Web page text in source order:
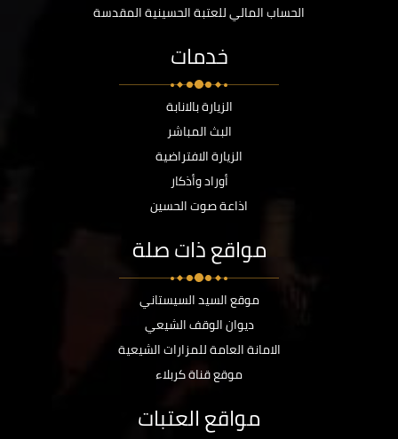
الحساب المالي للعتبة الحسينية المقدسة
خدمات
الزيارة بالانابة
البث المباشر
الزيارة الافتراضية
أوراد وأذكار
اذاعة صوت الحسين
مواقع ذات صلة
موقع السيد السيستاني
ديوان الوقف الشيعي
الامانة العامة للمزارات الشيعية
موقع قناة كربلاء
مواقع العتبات